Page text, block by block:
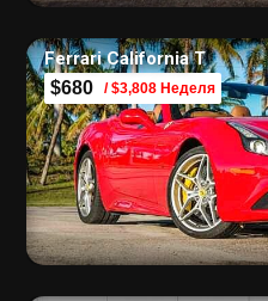
Ferrari California T
$680 / $3,808 Неделя